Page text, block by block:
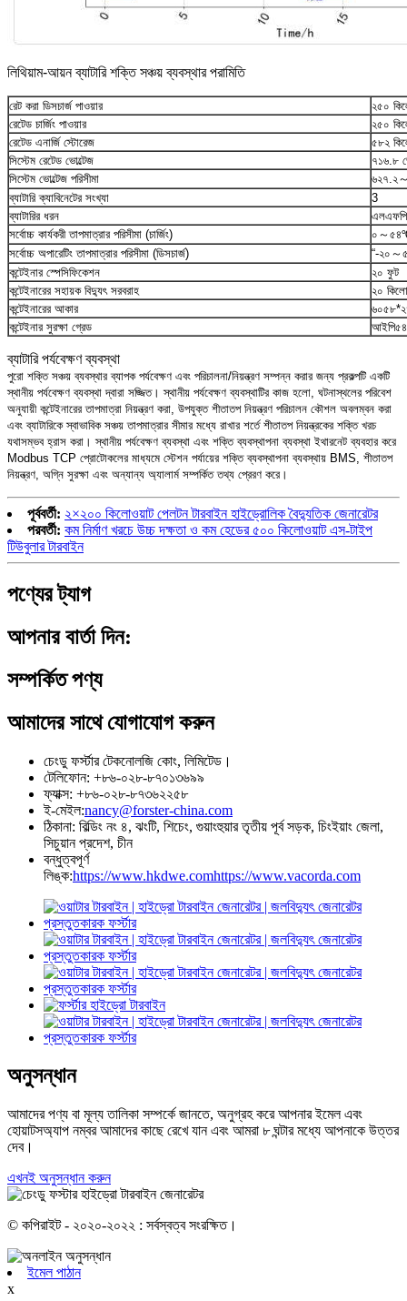
লিথিয়াম-আয়ন ব্যাটারি শক্তি সঞ্চয় ব্যবস্থার পরামিতি
রেট করা ডিসচার্জ পাওয়ার
২৫০
রেটেড চার্জিং পাওয়ার
২৫০
রেটেড এনার্জি স্টোরেজ
৫৮২
সিস্টেম রেটেড ভোল্টেজ
৭১৬.৮
সিস্টেম ভোল্টেজ পরিসীমা
৬২৭.২
ব্যাটারি ক্যাবিনেটের সংখ্যা
3
ব্যাটারির ধরন
এলএফপি
সর্বোচ্চ কার্যকরী তাপমাত্রার পরিসীমা (চার্জিং)
০～
সর্বোচ্চ অপারেটিং তাপমাত্রার পরিসীমা (ডিসচার্জ)
“-২০
কন্টেইনার স্পেসিফিকেশন
২০ ফুট
কন্টেইনারের সহায়ক বিদ্যুৎ সরবরাহ
২০
কন্টেইনারের আকার
কন্টেইনার সুরক্ষা গ্রেড
আইপি৫৪
ব্যাটারি পর্যবেক্ষণ ব্যবস্থা
পুরো শক্তি সঞ্চয় ব্যবস্থার ব্যাপক পর্যবেক্ষণ এবং পরিচালনা/নিয়ন্ত্রণ সম্পন্ন করার জন্য প্রকল্পটি একটি
স্থানীয় পর্যবেক্ষণ ব্যবস্থা দ্বারা সজ্জিত। স্থানীয় পর্যবেক্ষণ ব্যবস্থাটির কাজ হলো, ঘটনাস্থলের পরিবেশ
অনুযায়ী কন্টেইনারের তাপমাত্রা নিয়ন্ত্রণ করা, উপযুক্ত শীতাতপ নিয়ন্ত্রণ পরিচালন কৌশল অবলম্বন করা
এবং ব্যাটারিকে স্বাভাবিক সঞ্চয় তাপমাত্রার সীমার মধ্যে রাখার শর্তে শীতাতপ নিয়ন্ত্রকের শক্তি খরচ
যথাসম্ভব হ্রাস করা। স্থানীয় পর্যবেক্ষণ ব্যবস্থা এবং শক্তি ব্যবস্থাপনা ব্যবস্থা ইথারনেট ব্যবহার করে
Modbus TCP প্রোটোকলের মাধ্যমে স্টেশন পর্যায়ের শক্তি ব্যবস্থাপনা ব্যবস্থায় BMS, শীতাতপ
নিয়ন্ত্রণ, অগ্নি সুরক্ষা এবং অন্যান্য অ্যালার্ম সম্পর্কিত তথ্য প্রেরণ করে।
পূর্ববর্তী: ২×২০০ কিলোওয়াট পেলটন টারবাইন হাইড্রোলিক বৈদ্যুতিক জেনারেটর
পরবর্তী: কম নির্মাণ খরচে উচ্চ দক্ষতা ও কম হেডের ৫০০ কিলোওয়াট এস-টাইপ
টিউবুলার টারবাইন
পণ্যের ট্যাগ
আপনার বার্তা দিন:
সম্পর্কিত পণ্য
আমাদের সাথে যোগাযোগ করুন
চেংডু ফর্স্টার টেকনোলজি কোং, লিমিটেড।
টেলিফোন: +৮৬-০২৮-৮৭০১৩৬৯৯
ফ্যাক্স: +৮৬-০২৮-৮৭৩৬২২৫৮
ই-মেইল:nancy@forster-china.com
ঠিকানা: বিল্ডিং নং ৪, ঝংটি, শিচেং, গুয়াংহুয়ার তৃতীয় পূর্ব সড়ক, চিংইয়াং জেলা,
সিচুয়ান প্রদেশ, চীন
বন্ধুত্বপূর্ণ
লিঙ্ক:https://www.hkdwe.comhttps://www.vacorda.com
অনুসন্ধান
আমাদের পণ্য বা মূল্য তালিকা সম্পর্কে জানতে, অনুগ্রহ করে আপনার ইমেল এবং
হোয়াটসঅ্যাপ নম্বর আমাদের কাছে রেখে যান এবং আমরা ৮ ঘন্টার মধ্যে আপনাকে উত্তর
দেব।
এখনই অনুসন্ধান করুন
© কপিরাইট - ২০২০-২০২২ : সর্বস্বত্ব সংরক্ষিত।
ইমেল পাঠান
x